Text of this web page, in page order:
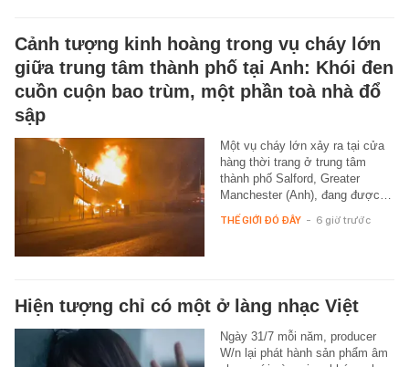
Cảnh tượng kinh hoàng trong vụ cháy lớn
giữa trung tâm thành phố tại Anh: Khói đen
cuồn cuộn bao trùm, một phần toà nhà đổ
sập
Một vụ cháy lớn xảy ra tại cửa
hàng thời trang ở trung tâm
thành phố Salford, Greater
Manchester (Anh), đang được…
THẾ GIỚI ĐÓ ĐÂY - 6 giờ trước
Hiện tượng chỉ có một ở làng nhạc Việt
Ngày 31/7 mỗi năm, producer
W/n lại phát hành sản phẩm âm